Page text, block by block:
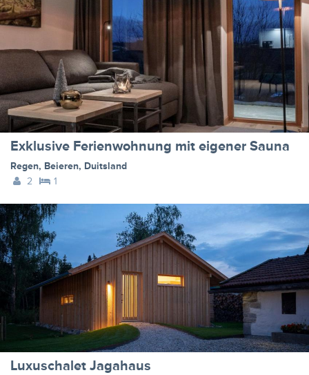
Exklusive Ferienwohnung mit eigener Sauna
Regen, Beieren, Duitsland
2
1
Luxuschalet Jagahaus